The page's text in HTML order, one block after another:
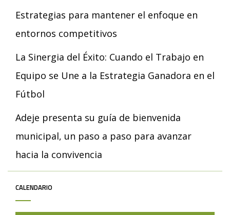
Estrategias para mantener el enfoque en
entornos competitivos
La Sinergia del Éxito: Cuando el Trabajo en
Equipo se Une a la Estrategia Ganadora en el
Fútbol
Adeje presenta su guía de bienvenida
municipal, un paso a paso para avanzar
hacia la convivencia
CALENDARIO